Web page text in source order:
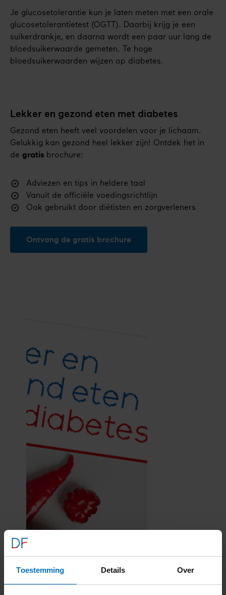
Toestemming Details Over
Je glucosetolerantie kun je laten meten met een orale
glucosetolerantietest (OGTT). Daarbij krijg je een
suikerdrankje, en daarna wordt een paar uur lang de
bloedsuikerwaarde gemeten. Te hoge
bloedsuikerwaarden wijzen op diabetes.
Lekker en gezond eten met diabetes
Gezond eten heeft veel voordelen voor je lichaam.
Gelukkig kan gezond heel lekker zijn! Ontdek het in
de gratis brochure:
Adviezen en tips in heldere taal
Vanuit de officiële voedingsrichtlijn
Ook gebruikt door diëtisten en zorgverleners
Ontvang de gratis brochure